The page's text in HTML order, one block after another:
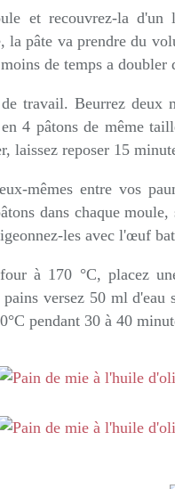
et recouvrez-la d'un
la pâte va prendre du
de temps a doubler
travail. Beurrez deux
4 pâtons de même
laissez reposer 15
mêmes entre vos
dans chaque
les avec l'œuf
à 170 °C, placez
pains versez 50 ml
pendant 30 à 40